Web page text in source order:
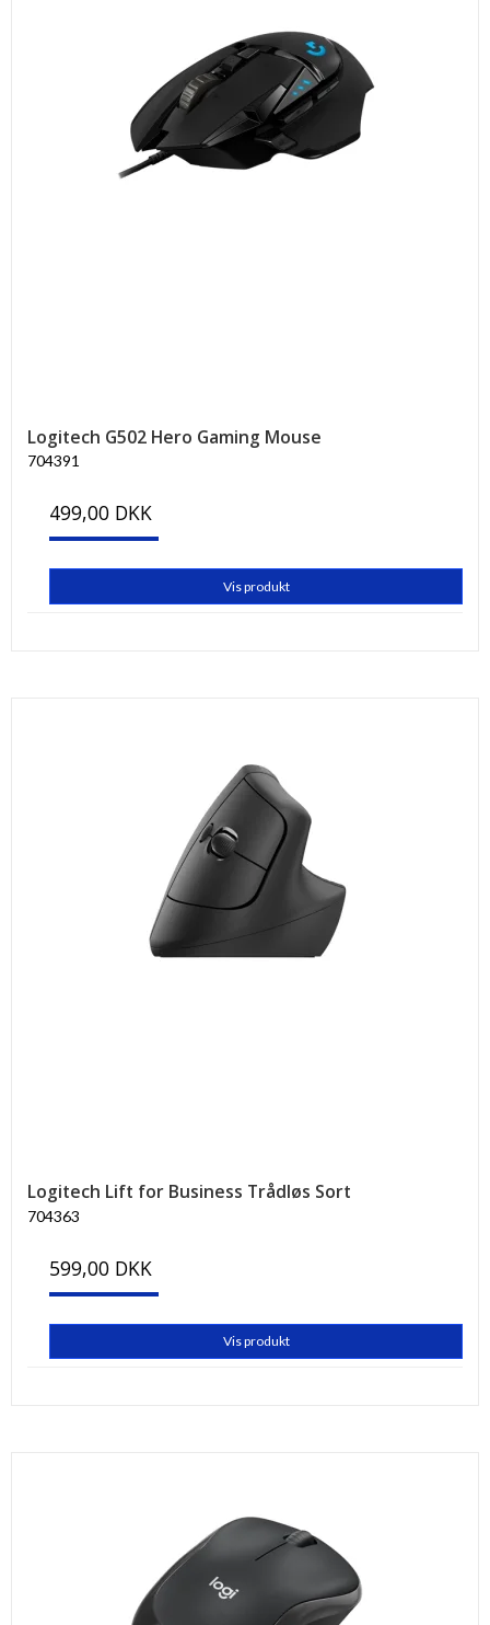
Logitech G502 Hero Gaming Mouse
704391
499,00 DKK
Vis produkt
Logitech Lift for Business Trådløs Sort
704363
599,00 DKK
Vis produkt